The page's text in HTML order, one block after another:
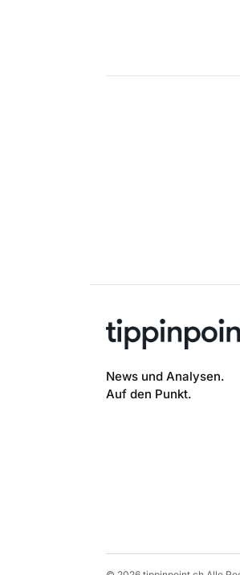
News und Analysen.
Auf den Punkt.